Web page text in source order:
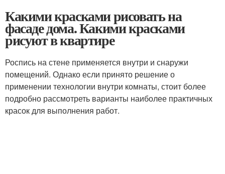
Какими красками рисовать на
фасаде дома. Какими красками
рисуют в квартире
Роспись на стене применяется внутри и снаружи
помещений. Однако если принято решение о
применении технологии внутри комнаты, стоит более
подробно рассмотреть варианты наиболее практичных
красок для выполнения работ.